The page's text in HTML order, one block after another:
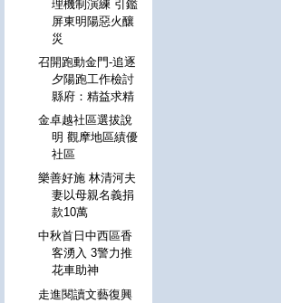
理機制演練 引鑑
屏東明陽惡火釀
災
召開跑動金門-追逐
夕陽跑工作檢討
縣府：精益求精
金卓越社區選拔說
明 觀摩地區績優
社區
樂善好施 林清河夫
妻以母親名義捐
款10萬
中秋首日中西區香
客湧入 3警力推
花車助神
走進閱讀文藝復興